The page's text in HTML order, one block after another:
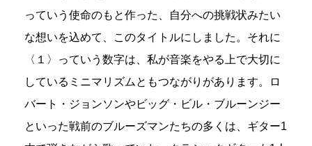
っていう使命のもと作った、自分への挑戦状みたい
な想いを込めて、このタイトルにしました。それに
〈１〉っていう数字は、私が音楽をやる上で大切に
しているミニマリズムともつながりがあります。ロ
バート・ジョンソンやビッグ・ビル・ブルーンジー
といった戦前のブルーズマンたちの多くは、ギター1